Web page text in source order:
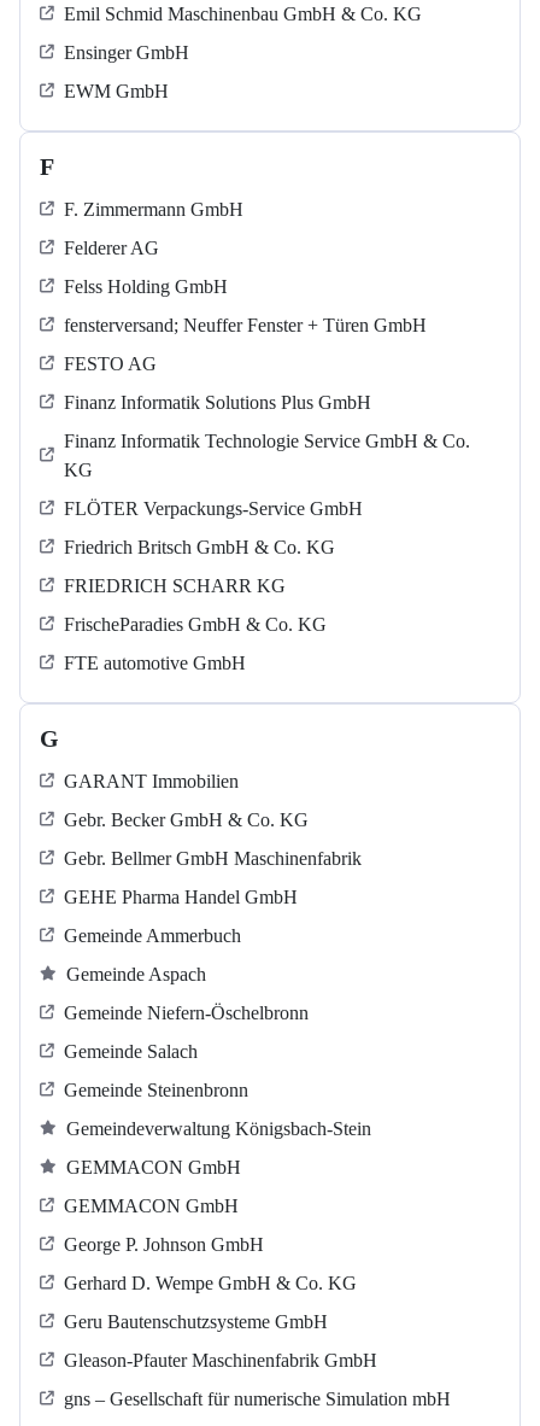
Emil Schmid Maschinenbau GmbH & Co. KG
Ensinger GmbH
EWM GmbH
F
F. Zimmermann GmbH
Felderer AG
Felss Holding GmbH
fensterversand; Neuffer Fenster + Türen GmbH
FESTO AG
Finanz Informatik Solutions Plus GmbH
Finanz Informatik Technologie Service GmbH & Co.
KG
FLÖTER Verpackungs-Service GmbH
Friedrich Britsch GmbH & Co. KG
FRIEDRICH SCHARR KG
FrischeParadies GmbH & Co. KG
FTE automotive GmbH
G
GARANT Immobilien
Gebr. Becker GmbH & Co. KG
Gebr. Bellmer GmbH Maschinenfabrik
GEHE Pharma Handel GmbH
Gemeinde Ammerbuch
Gemeinde Aspach
Gemeinde Niefern-Öschelbronn
Gemeinde Salach
Gemeinde Steinenbronn
Gemeindeverwaltung Königsbach-Stein
GEMMACON GmbH
GEMMACON GmbH
George P. Johnson GmbH
Gerhard D. Wempe GmbH & Co. KG
Geru Bautenschutzsysteme GmbH
Gleason-Pfauter Maschinenfabrik GmbH
gns – Gesellschaft für numerische Simulation mbH